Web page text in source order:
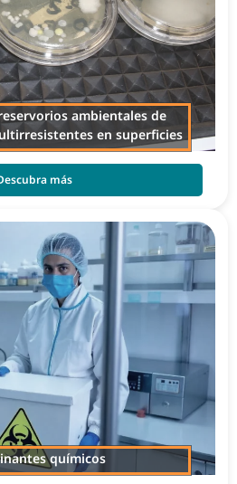
ambientales de
en superficies
más
químicos